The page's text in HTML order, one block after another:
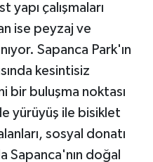
yapı çalışmaları
ise peyzaj ve
Sapanca Park'ın
kesintisiz
bir buluşma noktası
yürüyüş ile bisiklet
sosyal donatı
Sapanca'nın doğal